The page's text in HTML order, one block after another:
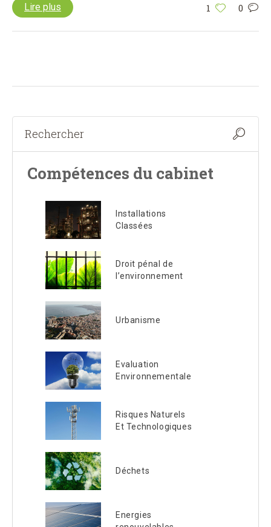
1 0
Lire plus
Compétences du cabinet
Installations
Classées
Droit pénal de
l’environnement
Urbanisme
Evaluation
Environnementale
Risques Naturels
Et Technologiques
Déchets
Energies